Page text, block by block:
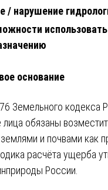
/ нарушение
основание
Земельного кодекса
лица обязаны
и почвами как
расчёта ущерба
России.